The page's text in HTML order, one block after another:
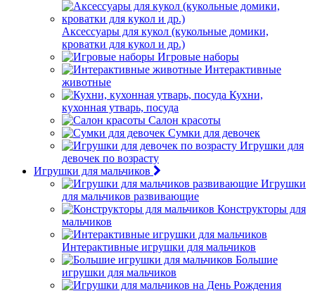
Аксессуары для кукол (кукольные домики,
кроватки для кукол и др.)
Игровые наборы
Интерактивные
животные
Кухни,
кухонная утварь, посуда
Салон красоты
Сумки для девочек
Игрушки для
девочек по возрасту
Игрушки для мальчиков
Игрушки
для мальчиков развивающие
Конструкторы для
мальчиков
Интерактивные игрушки для мальчиков
Большие
игрушки для мальчиков